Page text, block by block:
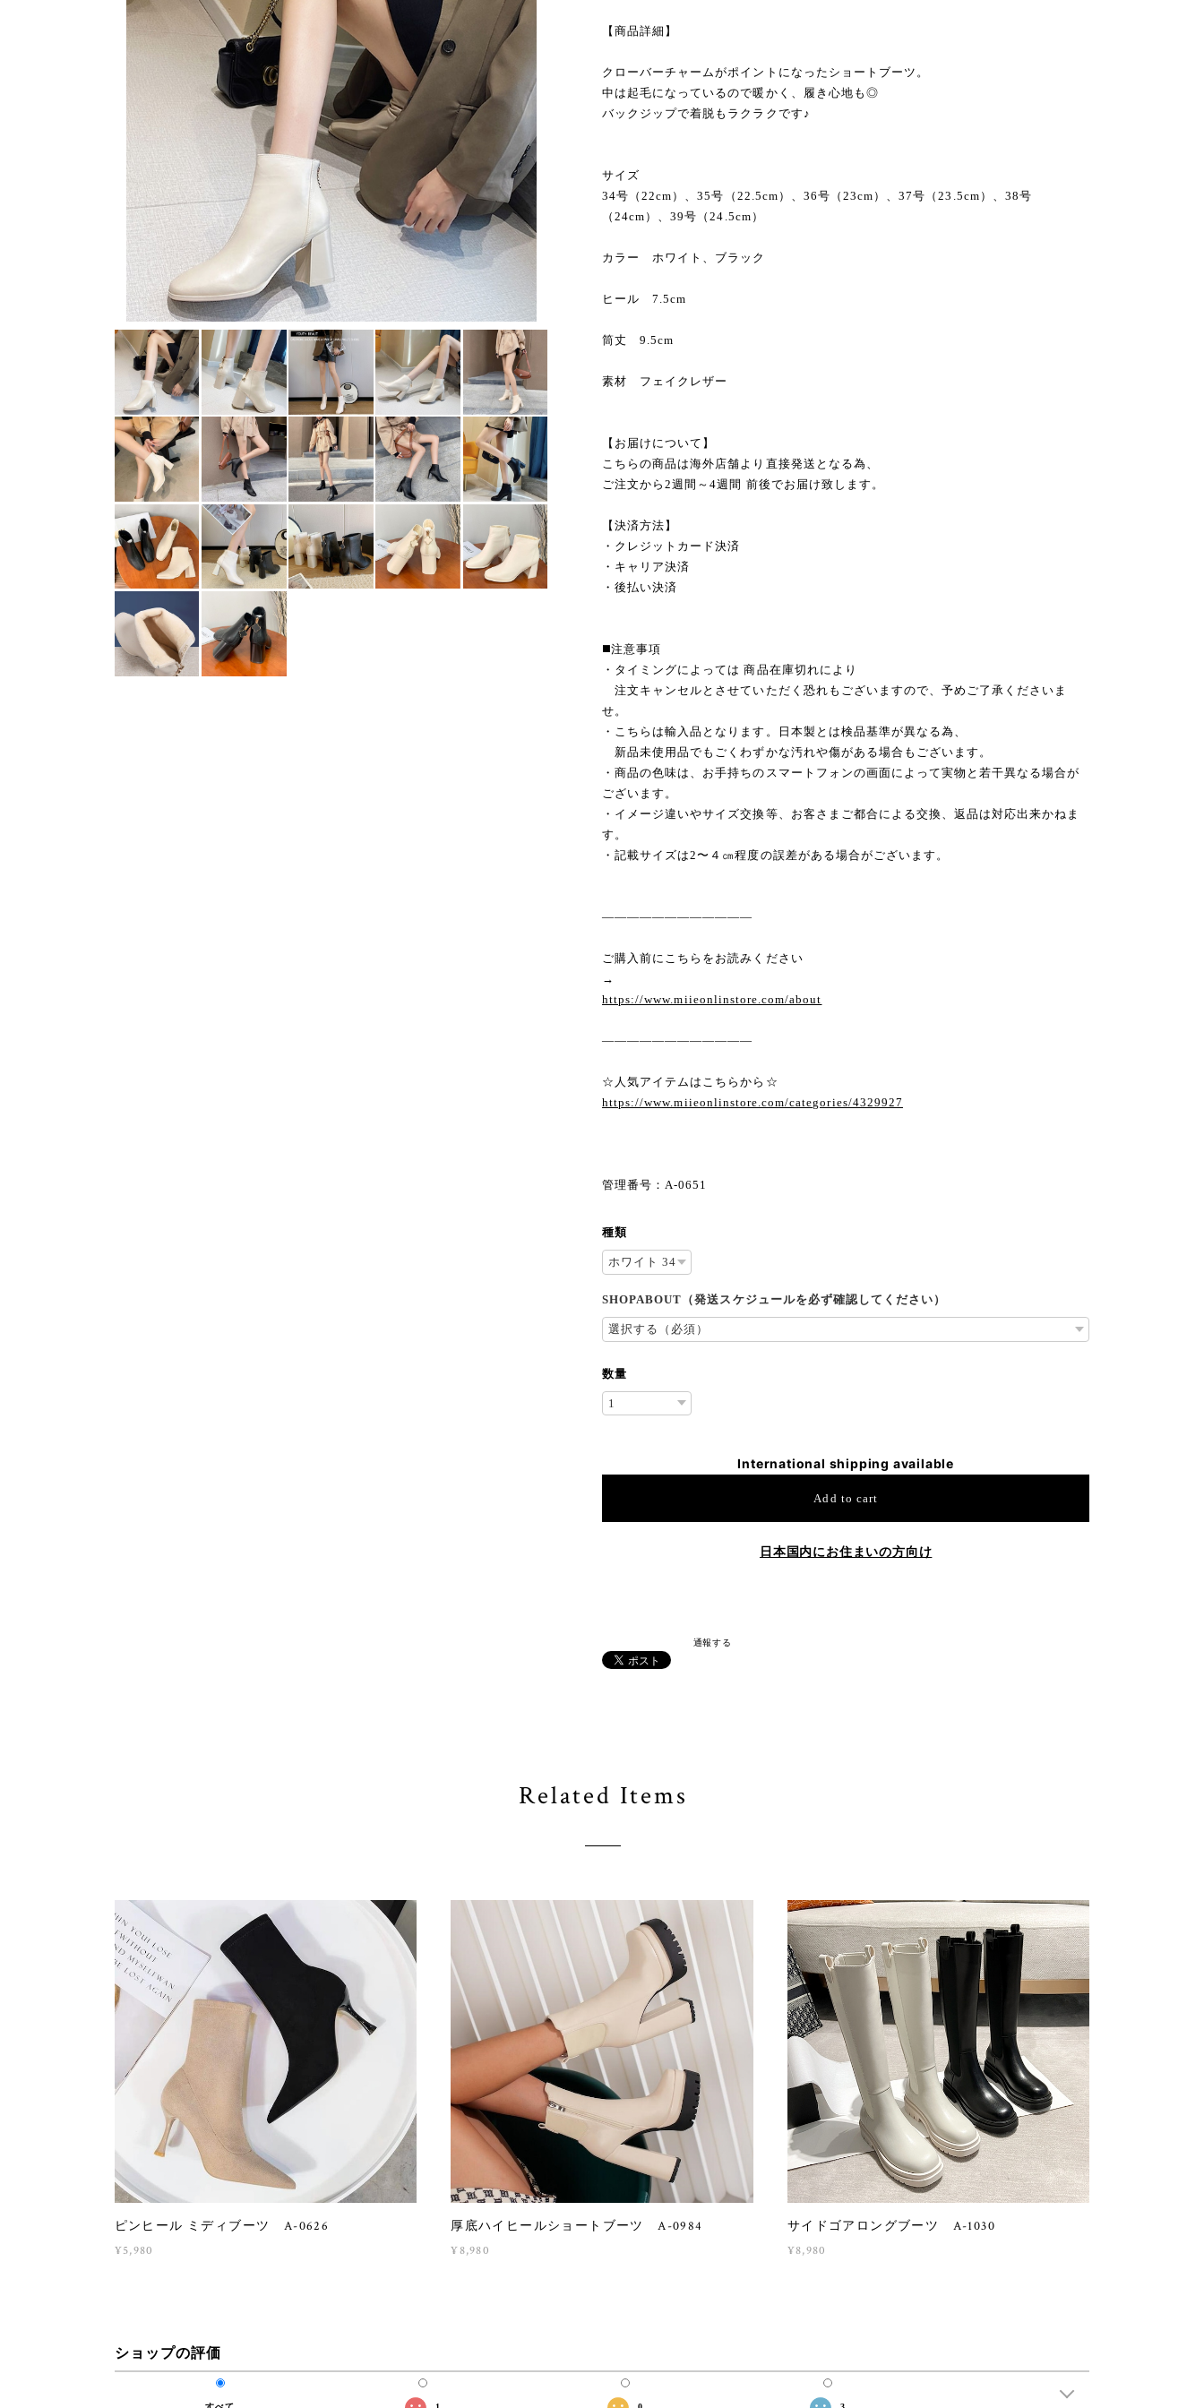
【商品詳細】
クローバーチャームがポイントになったショートブーツ。
中は起毛になっているので暖かく、履き心地も◎
バックジップで着脱もラクラクです♪
サイズ
34号（22cm）、35号（22.5cm）、36号（23cm）、37号（23.5cm）、38号
（24cm）、39号（24.5cm）
カラー ホワイト、ブラック
ヒール 7.5cm
筒丈 9.5cm
素材 フェイクレザー
【お届けについて】
こちらの商品は海外店舗より直接発送となる為、
ご注文から2週間～4週間 前後でお届け致します。
【決済方法】
・クレジットカード決済
・キャリア決済
・後払い決済
◼️注意事項
・タイミングによっては 商品在庫切れにより
注文キャンセルとさせていただく恐れもございますので、予めご了承くださいま
せ。
・こちらは輸入品となります。日本製とは検品基準が異なる為、
新品未使用品でもごくわずかな汚れや傷がある場合もございます。
・商品の色味は、お手持ちのスマートフォンの画面によって実物と若干異なる場合が
ございます。
・イメージ違いやサイズ交換等、お客さまご都合による交換、返品は対応出来かねま
す。
・記載サイズは2〜４㎝程度の誤差がある場合がございます。
————————————
ご購入前にこちらをお読みください
→
https://www.miieonlinstore.com/about
————————————
☆人気アイテムはこちらから☆
https://www.miieonlinstore.com/categories/4329927
管理番号：A-0651
種類
SHOPABOUT（発送スケジュールを必ず確認してください）
数量
International shipping available
Add to cart
日本国内にお住まいの方向け
通報する
Related Items
ピンヒール ミディブーツ A-0626
¥5,980
厚底ハイヒールショートブーツ A-0984
¥8,980
サイドゴアロングブーツ A-1030
¥8,980
ショップの評価